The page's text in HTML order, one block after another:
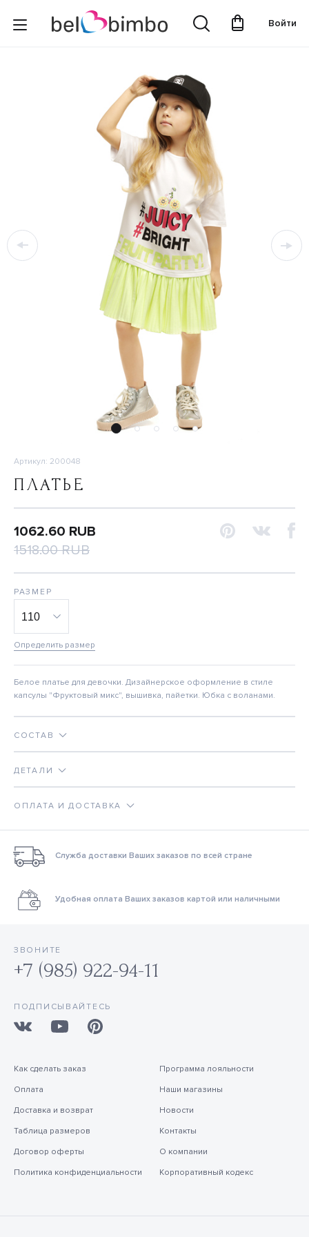
Войти
Артикул: 200048
ПЛАТЬЕ
1062.60 RUB
1518.00 RUB
РАЗМЕР
Определить размер
Белое платье для девочки. Дизайнерское оформление в стиле
капсулы "Фруктовый микс", вышивка, пайетки. Юбка с воланами.
СОСТАВ
ДЕТАЛИ
ОПЛАТА И ДОСТАВКА
Служба доставки Ваших заказов по всей стране
Удобная оплата Ваших заказов картой или наличными
ЗВОНИТЕ
+7 (985) 922-94-11
ПОДПИСЫВАЙТЕСЬ
Как сделать заказ
Оплата
Доставка и возврат
Таблица размеров
Договор оферты
Политика конфиденциальности
Программа лояльности
Наши магазины
Новости
Контакты
О компании
Корпоративный кодекс